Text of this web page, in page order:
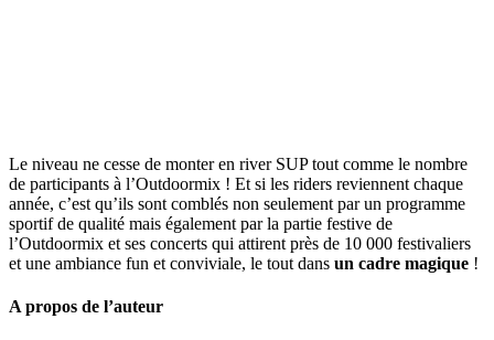
Le niveau ne cesse de monter en river SUP tout comme le nombre
de participants à l’Outdoormix ! Et si les riders reviennent chaque
année, c’est qu’ils sont comblés non seulement par un programme
sportif de qualité mais également par la partie festive de
l’Outdoormix et ses concerts qui attirent près de 10 000 festivaliers
et une ambiance fun et conviviale, le tout dans un cadre magique !
A propos de l’auteur